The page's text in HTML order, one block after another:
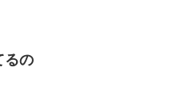
るの